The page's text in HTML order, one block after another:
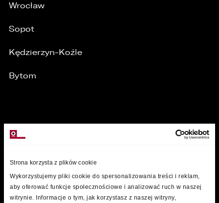
Strona korzysta z plików cookie
Wykorzystujemy pliki cookie do spersonalizowania treści i reklam,
aby oferować funkcje społecznościowe i analizować ruch w naszej
witrynie. Informacje o tym, jak korzystasz z naszej witryny,
Wrocław
Sopot
Kędzierzyn-Koźle
Bytom